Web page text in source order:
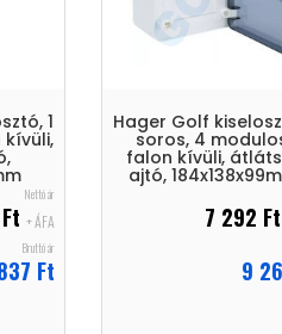
1
kívüli,
Nettó ár
+ ÁFA
Bruttó ár
Ft
Hager Golf
soros, 4
falon kívüli,
ajtó,
7 292 Ft
9